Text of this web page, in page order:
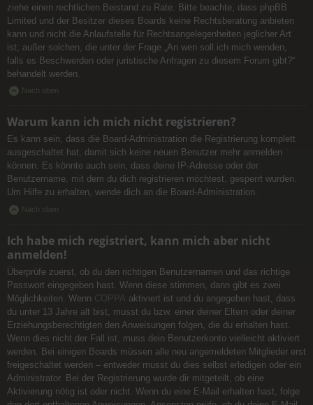
ziehe einen rechtlichen Beistand zu Rate. Bitte beachte, dass phpBB
Limited und der Besitzer dieses Boards keine Rechtsberatung anbieten
kann und nicht die Anlaufstelle für Rechtsangelegenheiten jeglicher Art
ist; außer solchen, die unter der Frage „An wen soll ich mich wenden,
falls es Beschwerden oder juristische Anfragen zu diesem Forum gibt?“
behandelt werden.
Nach oben
Warum kann ich mich nicht registrieren?
Es kann sein, dass die Board-Administration die Registrierung komplett
ausgeschaltet hat, damit sich keine neuen Benutzer mehr anmelden
können. Es könnte auch sein, dass deine IP-Adresse oder der
Benutzername, mit dem du dich registrieren möchtest, gesperrt wurden.
Um Hilfe zu erhalten, wende dich an die Board-Administration.
Nach oben
Ich habe mich registriert, kann mich aber nicht
anmelden!
Überprüfe zuerst, ob du den richtigen Benutzernamen und das richtige
Passwort eingegeben hast. Wenn diese stimmen, dann gibt es zwei
Möglichkeiten. Wenn COPPA aktiviert ist und du angegeben hast, dass
du unter 13 Jahre alt bist, musst du bzw. einer deiner Eltern oder deiner
Erziehungsberechtigten den Anweisungen folgen, die du erhalten hast.
Wenn dies nicht der Fall ist, muss dein Benutzerkonto vielleicht aktiviert
werden. Bei einigen Boards müssen alle neu angemeldeten Mitglieder erst
freigeschaltet werden – entweder musst du dies selbst erledigen oder ein
Administrator. Bei der Registrierung wurde dir mitgeteilt, ob eine
Aktivierung nötig ist oder nicht. Wenn du eine E-Mail erhalten hast, folge